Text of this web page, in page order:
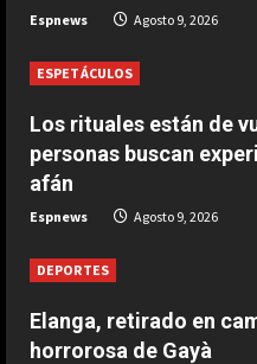
2 Agosto 9,
El PSV
Agosto 9,
4 Agosto 9,
Espnews Agosto 9, 2026
ESPETÁCULOS
Los rituales están de
personas buscan
afán
Espnews Agosto 9, 2026
DEPORTES
Elanga, retirado en
horrorosa de Gayà